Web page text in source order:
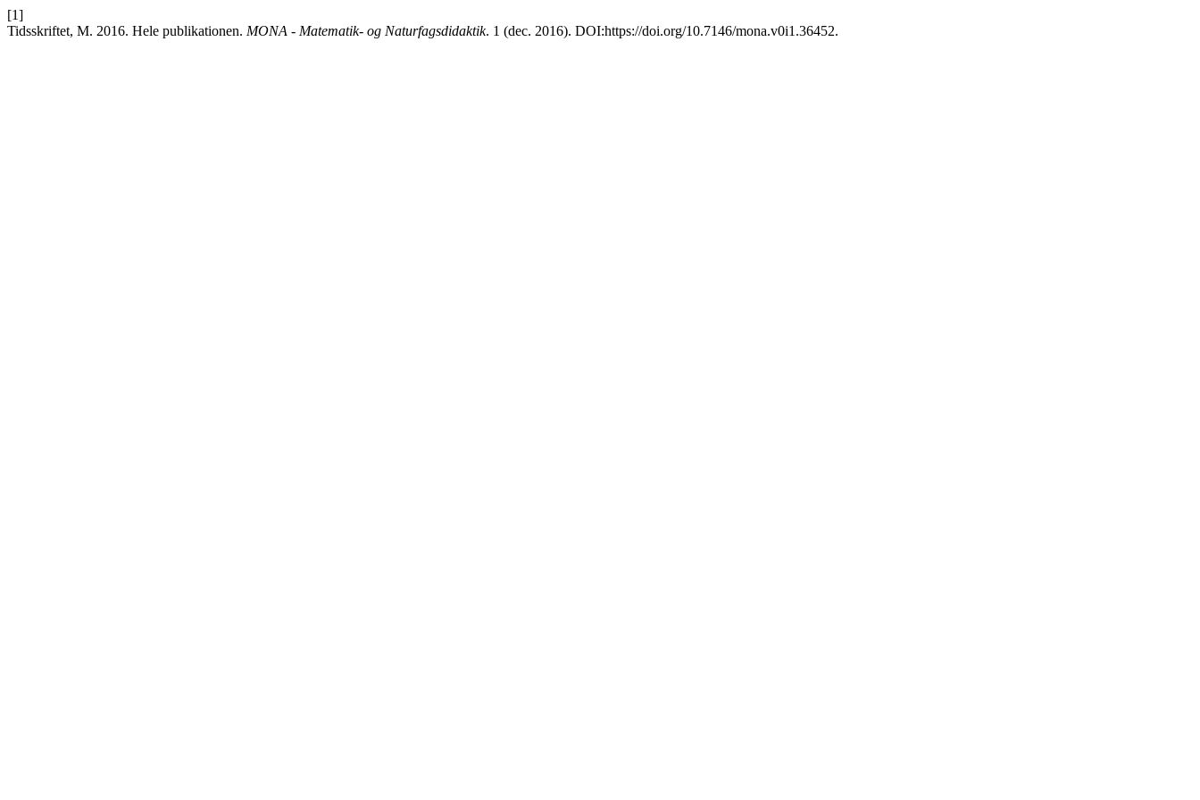
[1]
Tidsskriftet, M. 2016. Hele publikationen. MONA - Matematik- og Naturfagsdidaktik. 1 (dec. 2016). DOI:https://doi.org/10.7146/mona.v0i1.36452.